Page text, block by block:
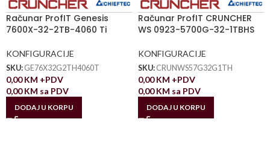
Računar ProfIT Genesis
7600X-32-2TB-4060 Ti
KONFIGURACIJE
SKU: GE76X32G2TH4060T
0,00KM +PDV
0,00KM sa PDV
DODAJ U KORPU
Računar ProfIT CRUNCHER
WS 0923-5700G-32-1TBHS
KONFIGURACIJE
SKU: CRUNWS57G32G1TH
0,00KM +PDV
0,00KM sa PDV
DODAJ U KORPU